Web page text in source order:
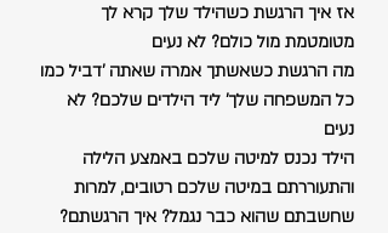
אז איך הרגשת כשהילד שלך קרא לך
מטומטמת מול כולם? לא נעים
מה הרגשת כשאשתך אמרה שאתה 'דביל כמו
כל המשפחה שלך' ליד הילדים שלכם? לא
נעים
הילד נכנס למיטה שלכם באמצע הלילה
והתעוררתם במיטה שלכם רטובים, למרות
שחשבתם שהוא כבר נגמל? איך הרגשתם?